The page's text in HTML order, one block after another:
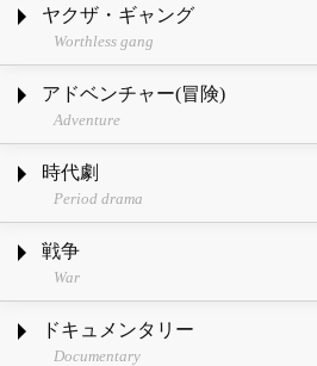
ヤクザ・ギャング
Worthless gang
アドベンチャー(冒険)
Adventure
時代劇
Period drama
戦争
War
ドキュメンタリー
Documentary